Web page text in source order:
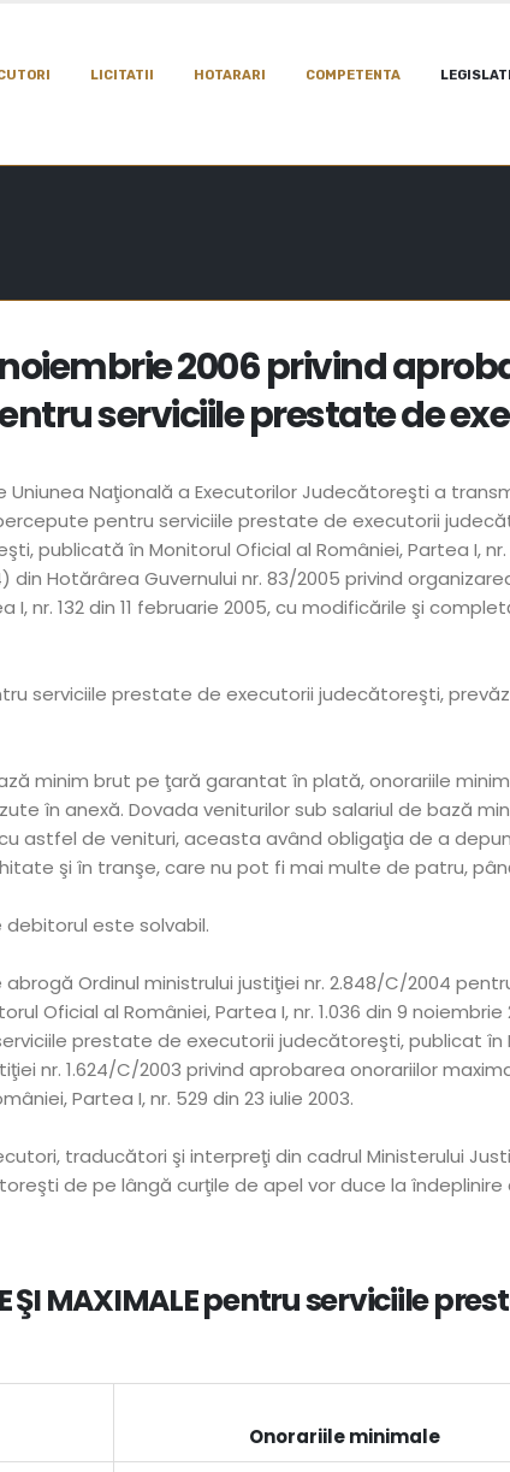
LICITATII HOTARARI COMPETENTA
2006 privind
serviciile prestate de
Uniunea Naţională a Executorilor Judecătoreşti a
pentru serviciile prestate de executorii
publicată în Monitorul Oficial al României, Partea I,
Hotărârea Guvernului nr. 83/2005 privind
nr. 132 din 11 februarie 2005, cu modificările şi
serviciile prestate de executorii judecătoreşti,
minim brut pe ţară garantat în plată, onorariile
în anexă. Dovada veniturilor sub salariul de bază
astfel de venituri, aceasta având obligaţia de a
şi în tranşe, care nu pot fi mai multe de patru,
debitorul este solvabil.
Ordinul ministrului justiţiei nr. 2.848/C/2004
Oficial al României, Partea I, nr. 1.036 din 9
prestate de executorii judecătoreşti, publicat în
nr. 1.624/C/2003 privind aprobarea onorariilor
Partea I, nr. 529 din 23 iulie 2003.
traducători şi interpreţi din cadrul Ministerului
de pe lângă curţile de apel vor duce la îndeplinire
ŞI MAXIMALE pentru serviciile
Onorariile minimale